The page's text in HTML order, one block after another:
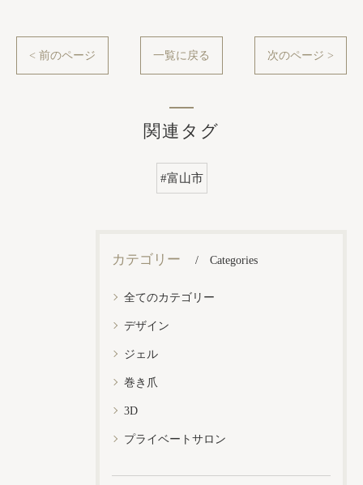
< 前のページ 一覧に戻る 次のページ >
関連タグ
#富山市
カテゴリー Categories
全てのカテゴリー
デザイン
ジェル
巻き爪
3D
プライベートサロン